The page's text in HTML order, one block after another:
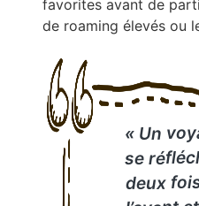
favorites avant de
de roaming élevés ou
« Un
se
deux